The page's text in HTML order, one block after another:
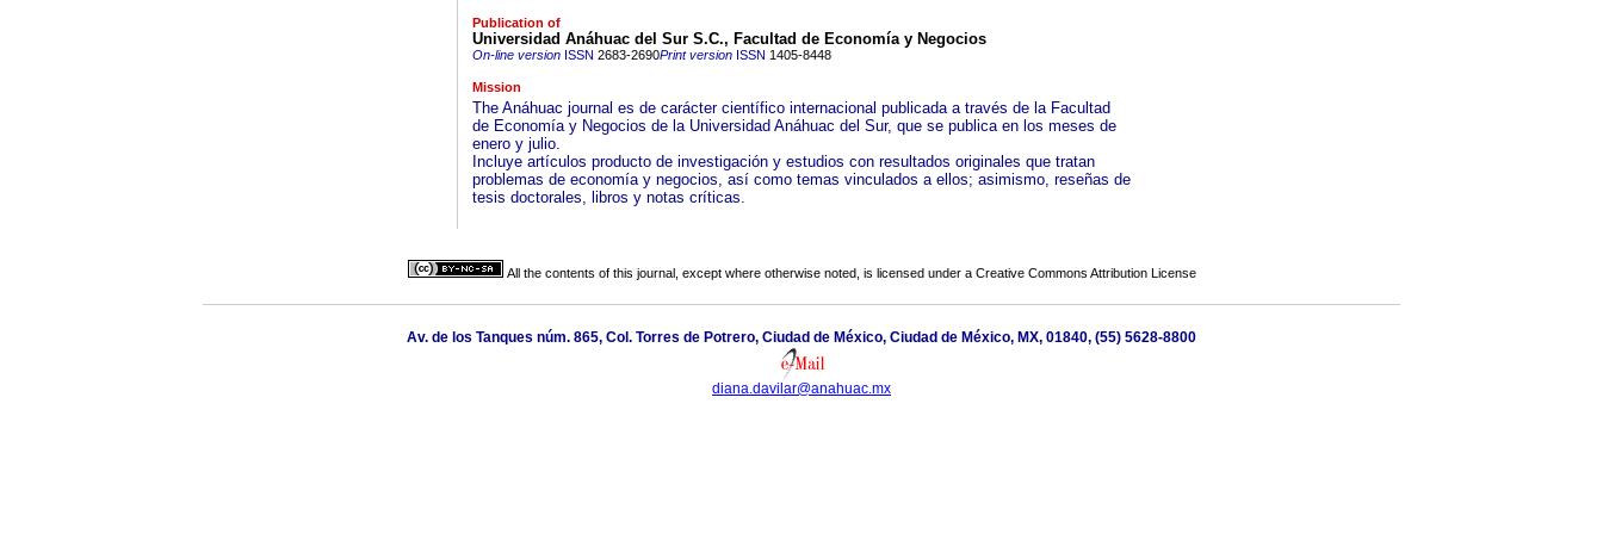
Publication of
Universidad Anáhuac del Sur S.C., Facultad de Economía y Negocios
On-line versionISSN 2683-2690Print versionISSN 1405-8448
Mission
The Anáhuac journal es de carácter científico internacional publicada a través de la Facultad
de Economía y Negocios de la Universidad Anáhuac del Sur, que se publica en los meses de
enero y julio.
Incluye artículos producto de investigación y estudios con resultados originales que tratan
problemas de economía y negocios, así como temas vinculados a ellos; asimismo, reseñas de
tesis doctorales, libros y notas críticas.
All the contents of this journal, except where otherwise noted, is licensed under a Creative Commons Attribution License
Av. de los Tanques núm. 865, Col. Torres de Potrero, Ciudad de México, Ciudad de México, MX, 01840, (55) 5628-8800
diana.davilar@anahuac.mx